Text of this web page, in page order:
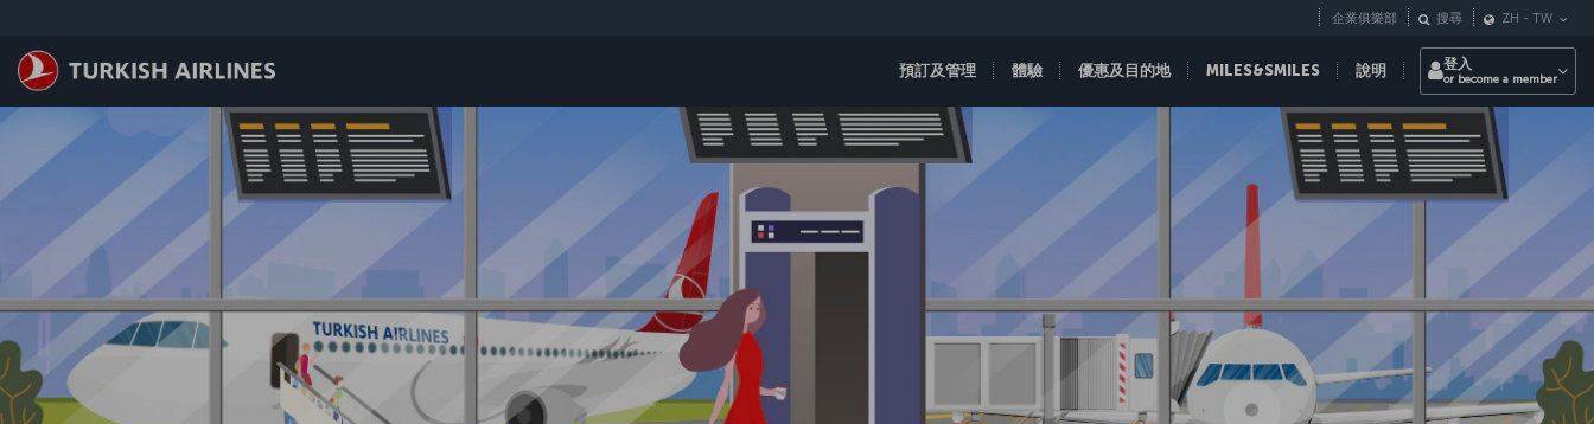
預訂及管理 體驗 優惠及目的地 MILES&SMILES 說明
企業俱樂部 搜尋 ZH - TW
登入
or become a member